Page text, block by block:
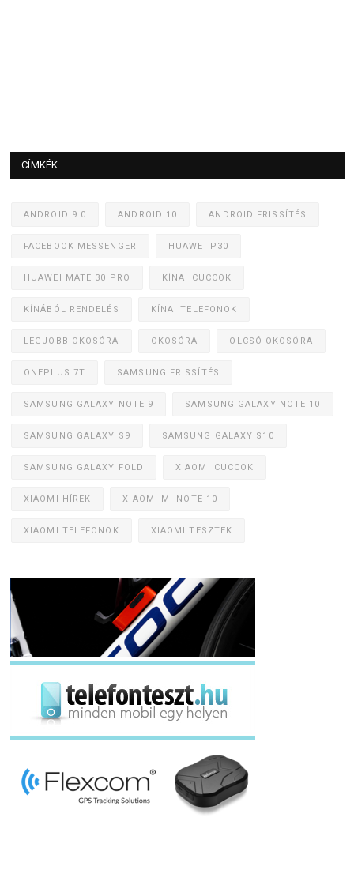
CÍMKÉK
ANDROID 9.0 ANDROID 10 ANDROID FRISSÍTÉS
FACEBOOK MESSENGER HUAWEI P30
HUAWEI MATE 30 PRO KÍNAI CUCCOK
KÍNÁBÓL RENDELÉS KÍNAI TELEFONOK
LEGJOBB OKOSÓRA OKOSÓRA OLCSÓ OKOSÓRA
ONEPLUS 7T SAMSUNG FRISSÍTÉS
SAMSUNG GALAXY NOTE 9 SAMSUNG GALAXY NOTE 10
SAMSUNG GALAXY S9 SAMSUNG GALAXY S10
SAMSUNG GALAXY FOLD XIAOMI CUCCOK
XIAOMI HÍREK XIAOMI MI NOTE 10
XIAOMI TELEFONOK XIAOMI TESZTEK